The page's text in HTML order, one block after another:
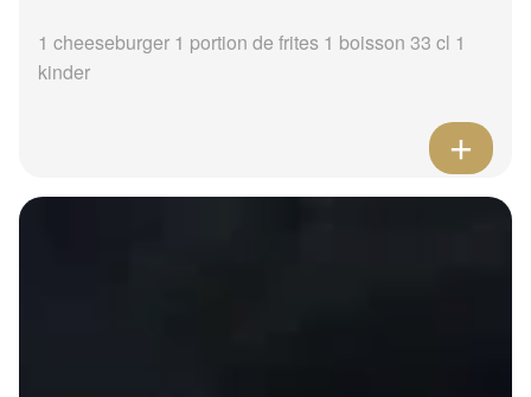
1 cheeseburger 1 portion de frites 1 boisson 33 cl 1
kinder